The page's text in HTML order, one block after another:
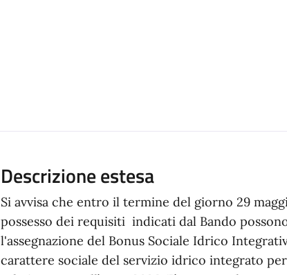
Descrizione estesa
Si avvisa che entro il termine del giorno 29
possesso dei requisiti indicati dal Bando
l'assegnazione del Bonus Sociale Idrico
carattere sociale del servizio idrico integrato per